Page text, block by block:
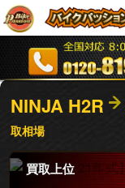
NINJA H2R
取相場
買取上位